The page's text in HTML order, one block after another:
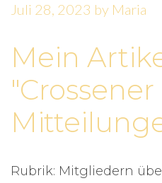
Juli 28, 2023 by Maria
Mein
"Crossener
Rubrik: Mitgliedern